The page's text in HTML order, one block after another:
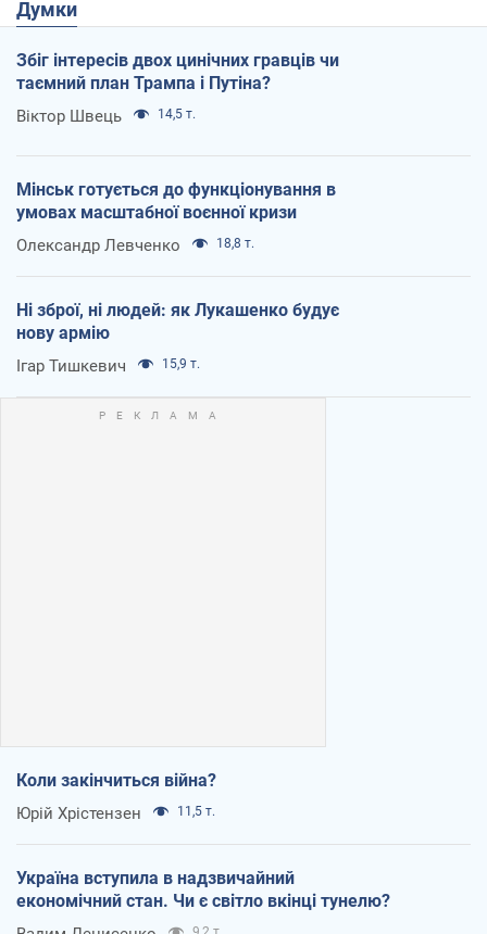
Думки
Збіг інтересів двох цинічних гравців чи
таємний план Трампа і Путіна?
Віктор Швець 14,5 т.
Мінськ готується до функціонування в
умовах масштабної воєнної кризи
Олександр Левченко 18,8 т.
Ні зброї, ні людей: як Лукашенко будує
нову армію
Ігар Тишкевич 15,9 т.
Коли закінчиться війна?
Юрій Хрістензен 11,5 т.
Україна вступила в надзвичайний
економічний стан. Чи є світло вкінці тунелю?